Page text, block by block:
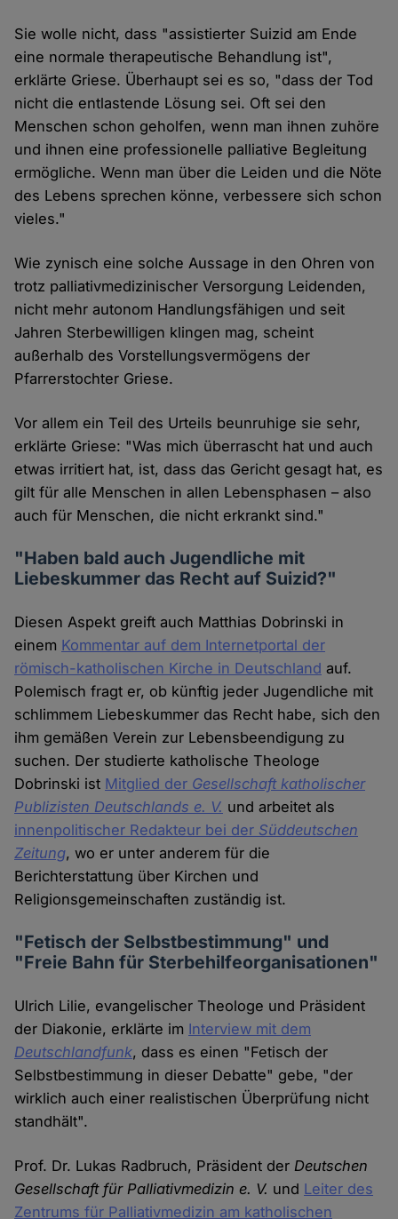
Sie wolle nicht, dass "assistierter Suizid am Ende
eine normale therapeutische Behandlung ist",
erklärte Griese. Überhaupt sei es so, "dass der Tod
nicht die entlastende Lösung sei. Oft sei den
Menschen schon geholfen, wenn man ihnen zuhöre
und ihnen eine professionelle palliative Begleitung
ermögliche. Wenn man über die Leiden und die Nöte
des Lebens sprechen könne, verbessere sich schon
vieles."
Wie zynisch eine solche Aussage in den Ohren von
trotz palliativmedizinischer Versorgung Leidenden,
nicht mehr autonom Handlungsfähigen und seit
Jahren Sterbewilligen klingen mag, scheint
außerhalb des Vorstellungsvermögens der
Pfarrerstochter Griese.
Vor allem ein Teil des Urteils beunruhige sie sehr,
erklärte Griese: "Was mich überrascht hat und auch
etwas irritiert hat, ist, dass das Gericht gesagt hat, es
gilt für alle Menschen in allen Lebensphasen – also
auch für Menschen, die nicht erkrankt sind."
"Haben bald auch Jugendliche mit
Liebeskummer das Recht auf Suizid?"
Diesen Aspekt greift auch Matthias Dobrinski in
einem Kommentar auf dem Internetportal der
römisch-katholischen Kirche in Deutschland auf.
Polemisch fragt er, ob künftig jeder Jugendliche mit
schlimmem Liebeskummer das Recht habe, sich den
ihm gemäßen Verein zur Lebensbeendigung zu
suchen. Der studierte katholische Theologe
Dobrinski ist Mitglied der Gesellschaft katholischer
Publizisten Deutschlands e. V. und arbeitet als
innenpolitischer Redakteur bei der Süddeutschen
Zeitung, wo er unter anderem für die
Berichterstattung über Kirchen und
Religionsgemeinschaften zuständig ist.
"Fetisch der Selbstbestimmung" und
"Freie Bahn für Sterbehilfeorganisationen"
Ulrich Lilie, evangelischer Theologe und Präsident
der Diakonie, erklärte im Interview mit dem
Deutschlandfunk, dass es einen "Fetisch der
Selbstbestimmung in dieser Debatte" gebe, "der
wirklich auch einer realistischen Überprüfung nicht
standhält".
Prof. Dr. Lukas Radbruch, Präsident derDeutschen
Gesellschaft für Palliativmedizin e. V. und Leiter des
Zentrums für Palliativmedizin am katholischen